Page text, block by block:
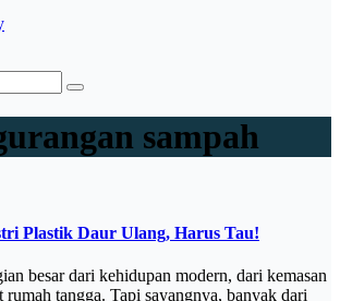
sampah
Plastik Daur Ulang, Harus Tau!
besar dari kehidupan modern, dari kemasan
rumah tangga. Tapi sayangnya, banyak dari